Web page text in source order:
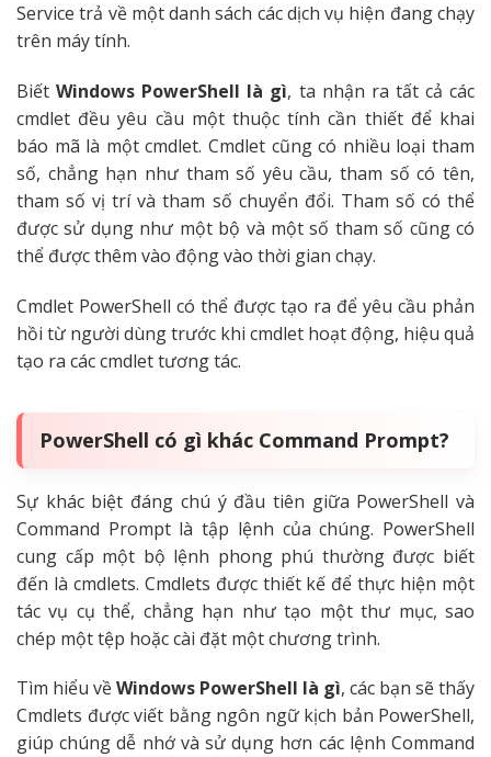
Service trả về một danh sách các dịch vụ hiện đang chạy
trên máy tính.
BiếtWindows PowerShell là gì, ta nhận ra tất cả các
cmdlet đều yêu cầu một thuộc tính cần thiết để khai
báo mã là một cmdlet. Cmdlet cũng có nhiều loại tham
số, chẳng hạn như tham số yêu cầu, tham số có tên,
tham số vị trí và tham số chuyển đổi. Tham số có thể
được sử dụng như một bộ và một số tham số cũng có
thể được thêm vào động vào thời gian chạy.
Cmdlet PowerShell có thể được tạo ra để yêu cầu phản
hồi từ người dùng trước khi cmdlet hoạt động, hiệu quả
tạo ra các cmdlet tương tác.
PowerShell có gì khác Command Prompt?
Sự khác biệt đáng chú ý đầu tiên giữa PowerShell và
Command Prompt là tập lệnh của chúng. PowerShell
cung cấp một bộ lệnh phong phú thường được biết
đến là cmdlets. Cmdlets được thiết kế để thực hiện một
tác vụ cụ thể, chẳng hạn như tạo một thư mục, sao
chép một tệp hoặc cài đặt một chương trình.
Tìm hiểu vềWindows PowerShell là gì, các bạn sẽ thấy
Cmdlets được viết bằng ngôn ngữ kịch bản PowerShell,
giúp chúng dễ nhớ và sử dụng hơn các lệnh Command